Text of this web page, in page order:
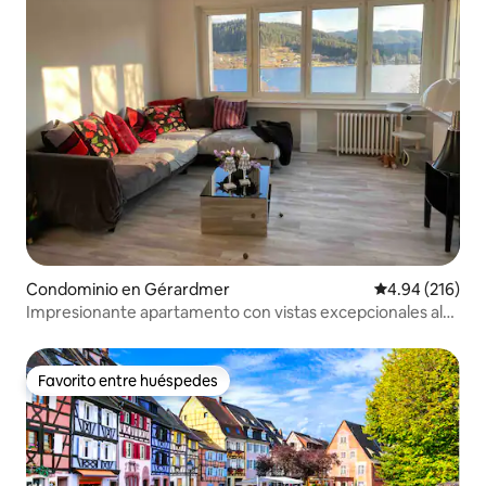
Condominio en Gérardmer Calificación
4.94 (216)
Impresionante apartamento con vistas excepcionales al
Favorito entre huéspedes
Favorito entre huéspedes